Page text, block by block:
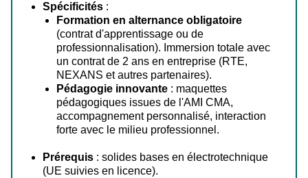
Spécificités:
Formation en alternance obligatoire
(contrat d'apprentissage ou de
professionnalisation). Immersion totale avec
un contrat de 2 ans en entreprise (RTE,
NEXANS et autres partenaires).
Pédagogie innovante : maquettes
pédagogiques issues de l'AMI CMA,
accompagnement personnalisé, interaction
forte avec le milieu professionnel.
Prérequis: solides bases en électrotechnique
(UE suivies en licence).